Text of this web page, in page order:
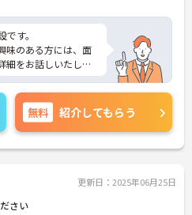
す。
味のある方には、面
細をお話しいたしま
。
無料 紹介してもらう
更新日：2025年06月25日
さい